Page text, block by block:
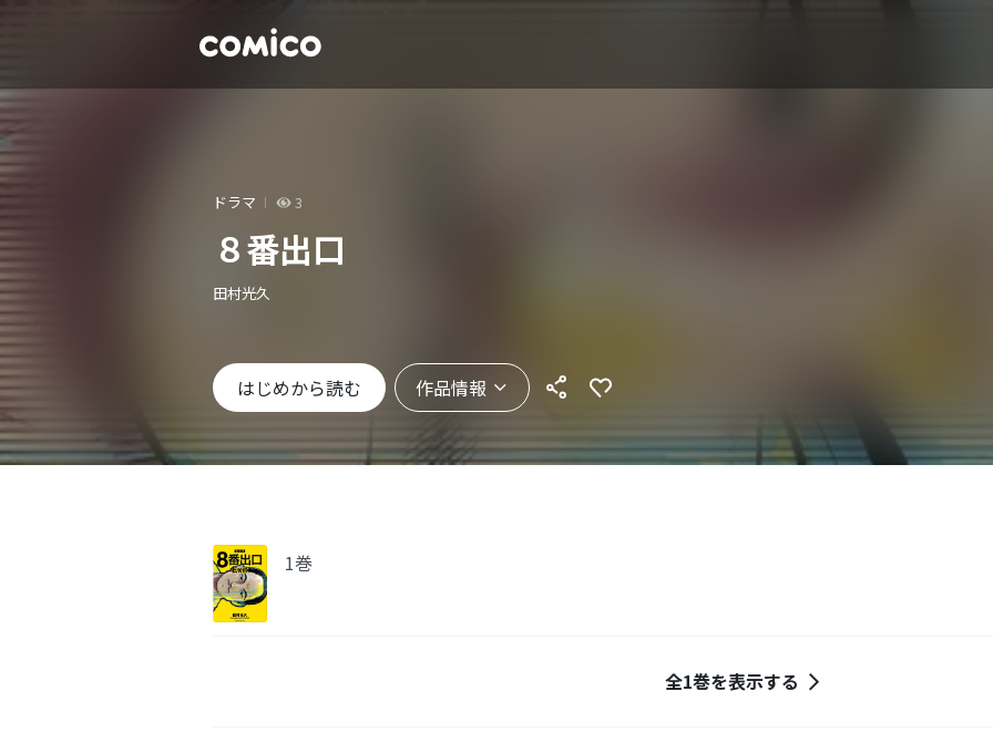
ドラマ 3
８番出口
田村光久
はじめから読む 作品情報
1巻
全1巻を表示する